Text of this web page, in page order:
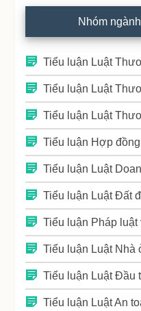
Nhóm
Tiểu luận Luật
Tiểu luận Luật
Tiểu luận Luật
Tiểu luận Hợp
Tiểu luận Luật
Tiểu luận Luật Đất
Tiểu luận Pháp
Tiểu luận Luật Nhà
Tiểu luận Luật Đầu
Tiểu luận Luật An